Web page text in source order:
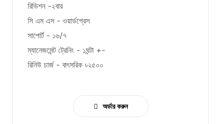
রিভিশন -২বার
সি এম এস - ওয়ার্ডপ্রেস
সাপোর্ট - ১৬/৭
ম্যানেজমেন্ট ট্রেনিং - ১ঘন্টা +-
রিনিউ চার্জ - বাৎসরিক ৳২৫০০
অর্ডার করুন